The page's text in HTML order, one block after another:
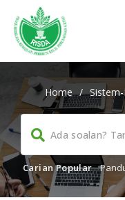
Home /
Carian Popular